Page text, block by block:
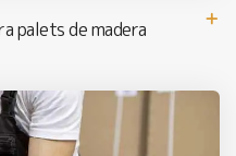
palets de madera